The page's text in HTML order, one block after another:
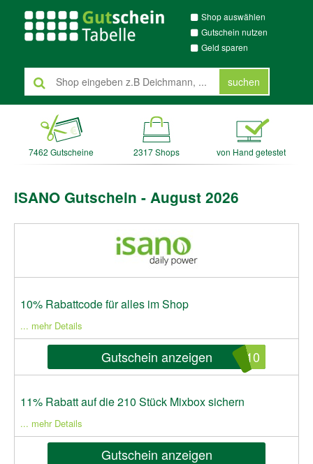
Shop auswählen
Gutschein nutzen
Geld sparen
suchen
7462 Gutscheine 2317 Shops von Hand getestet
iSANO Gutschein - August 2026
10% Rabattcode für alles im Shop
... mehr Details
Gutschein anzeigen d10
11% Rabatt auf die 210 Stück Mixbox sichern
... mehr Details
Gutschein anzeigen